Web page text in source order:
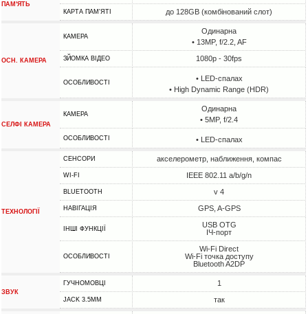
ПАМ'ЯТЬ
КАРТА ПАМ'ЯТІ до 128GB (комбінований слот)
ОСН. КАМЕРА
КАМЕРА
Одинарна
• 13MP, f/2.2, AF
ЗЙОМКА ВІДЕО 1080p - 30fps
ОСОБЛИВОСТІ
• LED-спалах
• High Dynamic Range (HDR)
СЕЛФІ КАМЕРА
КАМЕРА
Одинарна
• 5MP, f/2.4
ОСОБЛИВОСТІ • LED-спалах
ТЕХНОЛОГІЇ
СЕНСОРИ акселерометр, наближення, компас
WI-FI IEEE 802.11 a/b/g/n
BLUETOOTH v 4
НАВІГАЦІЯ GPS, A-GPS
ІНШІ ФУНКЦІЇ
USB OTG
ІЧ-порт
ОСОБЛИВОСТІ
Wi-Fi Direct
Wi-Fi точка доступу
Bluetooth A2DP
ЗВУК
ГУЧНОМОВЦІ 1
JACK 3.5MM так